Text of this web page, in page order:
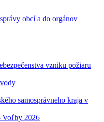
obcí a do orgánov
vzniku požiaru
samosprávneho kraja v
Voľby 2026